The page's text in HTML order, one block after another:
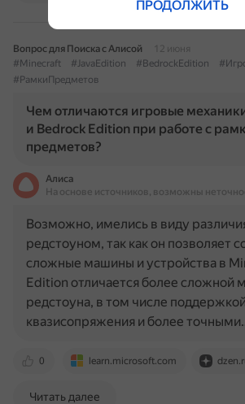
Вопрос для Поиска с Алисой
12 июня
#Minecraft
#JavaEdition #BedrockEdition
#РамкиПредметов
Чем отличаются игровые
и Bedrock Edition при работе с
предметов?
Алиса
На основе источников, возможны
0 learn.microsoft.com
Возможно, имелись в виду
редстоуном, так как он позволяет
сложные машины и устройства в
Edition отличается более сложной
редстоуна, в том числе поддержкой
квазисопряжения и более
Читать далее
ПРОДОЛЖИТЬ